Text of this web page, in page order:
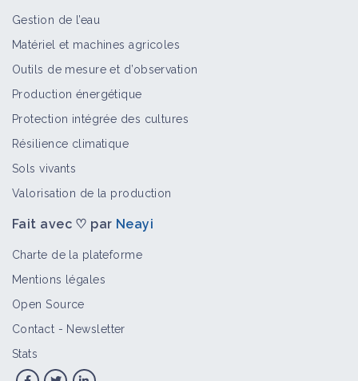
Maîtriser l'enherbement en vigne
grâce au rotavator inter-rang
Retour d'expérience
Adventices annuelles
Gestion de l’eau
Matériel et machines agricoles
Outils de mesure et d’observation
Production énergétique
Protection intégrée des cultures
Résilience climatique
Sols vivants
Valorisation de la production
Fait avec ♡ par Neayi
Charte de la plateforme
Mentions légales
Open Source
Contact - Newsletter
Stats